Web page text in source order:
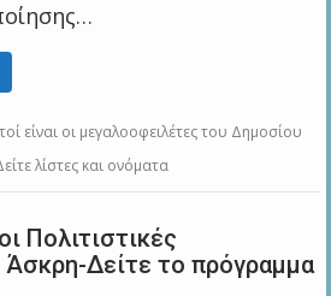
είναι οι μεγαλοοφειλέτες του Δημοσίου
λίστες και ονόματα
Πολιτιστικές
Δείτε το πρόγραμμα